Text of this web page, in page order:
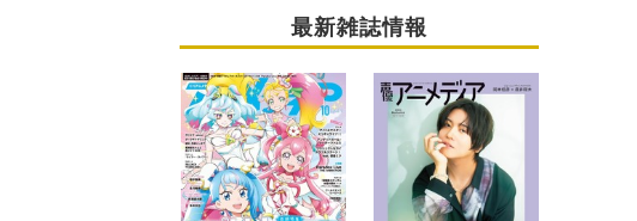
最新雑誌情報